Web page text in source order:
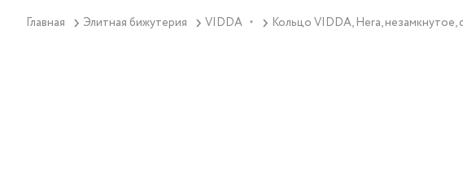
Главная Элитная бижутерия VIDDA ▼ Кольцо VIDDA, Hera, незамкнутое,